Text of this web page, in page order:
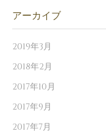
アーカイブ
2019年3月
2018年2月
2017年10月
2017年9月
2017年7月